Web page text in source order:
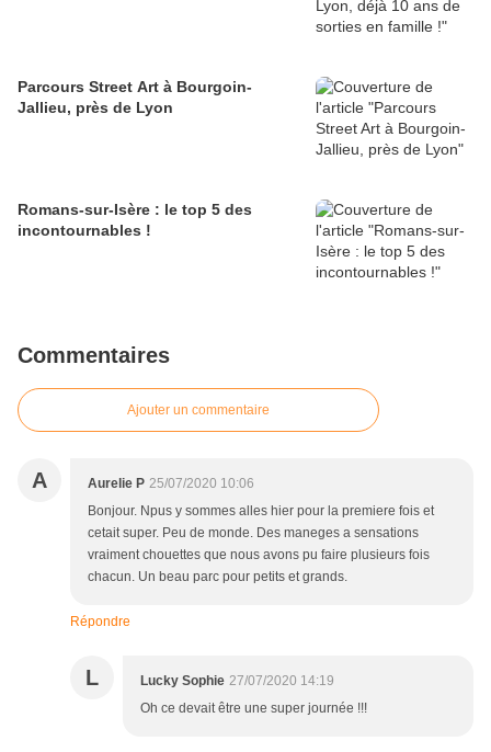
Parcours Street Art à Bourgoin-
Jallieu, près de Lyon
Romans-sur-Isère : le top 5 des
incontournables !
Commentaires
Ajouter un commentaire
A Aurelie P 25/07/2020 10:06
Bonjour. Npus y sommes alles hier pour la premiere fois et
cetait super. Peu de monde. Des maneges a sensations
vraiment chouettes que nous avons pu faire plusieurs fois
chacun. Un beau parc pour petits et grands.
Répondre
L Lucky Sophie 27/07/2020 14:19
Oh ce devait être une super journée !!!